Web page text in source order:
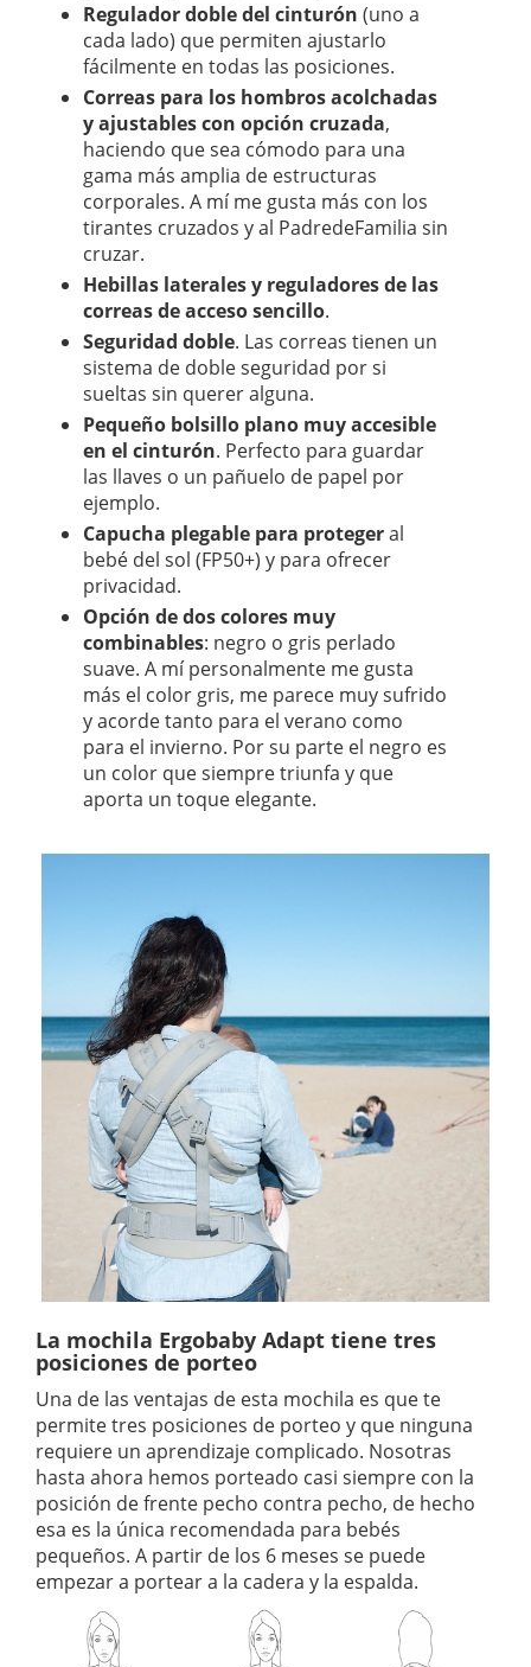
Regulador doble del cinturón (uno a
cada lado) que permiten ajustarlo
fácilmente en todas las posiciones.
Correas para los hombros acolchadas
y ajustables con opción cruzada,
haciendo que sea cómodo para una
gama más amplia de estructuras
corporales. A mí me gusta más con los
tirantes cruzados y al PadredeFamilia sin
cruzar.
Hebillas laterales y reguladores de las
correas de acceso sencillo.
Seguridad doble. Las correas tienen un
sistema de doble seguridad por si
sueltas sin querer alguna.
Pequeño bolsillo plano muy accesible
en el cinturón. Perfecto para guardar
las llaves o un pañuelo de papel por
ejemplo.
Capucha plegable para protegeral
bebé del sol (FP50+) y para ofrecer
privacidad.
Opción de dos colores muy
combinables: negro o gris perlado
suave. A mí personalmente me gusta
más el color gris, me parece muy sufrido
y acorde tanto para el verano como
para el invierno. Por su parte el negro es
un color que siempre triunfa y que
aporta un toque elegante.
La mochila Ergobaby Adapt tiene tres
posiciones de porteo
Una de las ventajas de esta mochila es que te
permite tres posiciones de porteo y que ninguna
requiere un aprendizaje complicado. Nosotras
hasta ahora hemos porteado casi siempre con la
posición de frente pecho contra pecho, de hecho
esa es la única recomendada para bebés
pequeños. A partir de los 6 meses se puede
empezar a portear a la cadera y la espalda.